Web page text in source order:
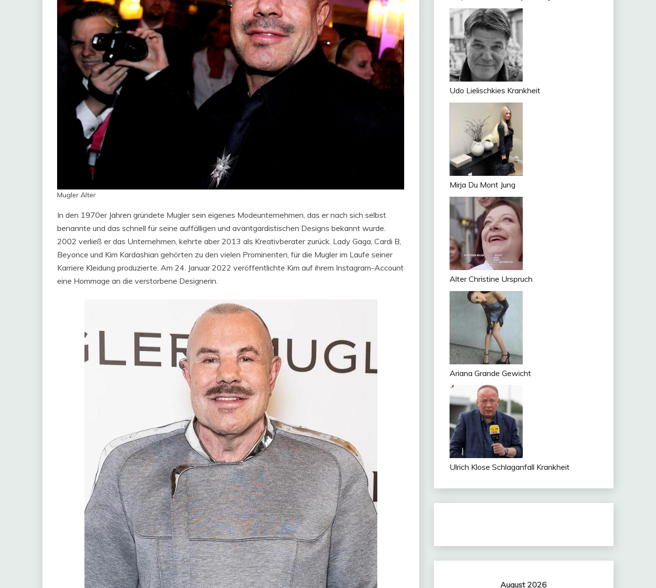
Mugler Alter
In den 1970er Jahren gründete Mugler sein eigenes Modeunternehmen, das er nach sich selbst
benannte und das schnell für seine auffälligen und avantgardistischen Designs bekannt wurde.
2002 verließ er das Unternehmen, kehrte aber 2013 als Kreativberater zurück. Lady Gaga, Cardi B,
Beyonce und Kim Kardashian gehörten zu den vielen Prominenten, für die Mugler im Laufe seiner
Karriere Kleidung produzierte. Am 24. Januar 2022 veröffentlichte Kim auf ihrem Instagram-Account
eine Hommage an die verstorbene Designerin.
Udo Lielischkies Krankheit
Mirja Du Mont Jung
Alter Christine Urspruch
Ariana Grande Gewicht
Ulrich Klose Schlaganfall Krankheit
August 2026